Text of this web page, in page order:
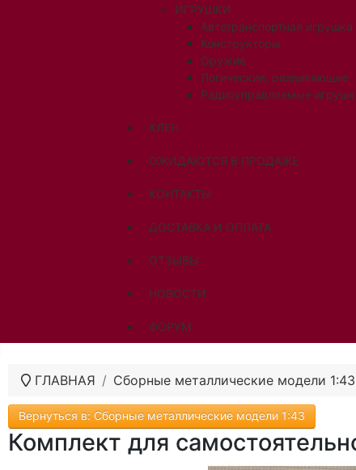
ИГРУШКИ
Автотранспортная игрушка
Конструкторы
Оружие
Логические, развивающие
Радиоуправляемые
КЛЕН
ОЖИДАЮТСЯ В ПРОДАЖЕ
КОНТАКТЫ
ДОСТАВКА И ОПЛАТА
ОТЗЫВЫ
НОВОСТИ
ФОРУМ
ГЛАВНАЯ Сборные металлические модели 1:43
Вернуться в: Сборные металлические модели 1:43
Комплект для